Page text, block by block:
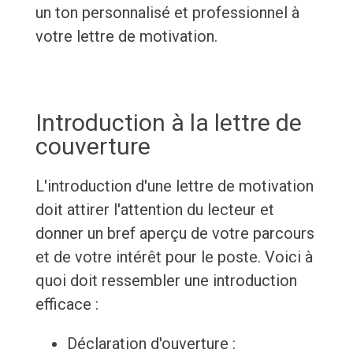
un ton personnalisé et professionnel à
votre lettre de motivation.
Introduction à la lettre de
couverture
L'introduction d'une lettre de motivation
doit attirer l'attention du lecteur et
donner un bref aperçu de votre parcours
et de votre intérêt pour le poste. Voici à
quoi doit ressembler une introduction
efficace :
Déclaration d'ouverture :